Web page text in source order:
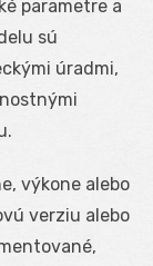
parametre a
sú
úradmi,
výkone alebo
verziu alebo